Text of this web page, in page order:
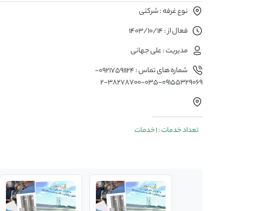
نوع غرفه : شرکتی
فعال از : 1403/10/14
مدیریت : علی جهانی
شماره های تماس : 09217591124-
09155329069-۰۳۵-۳۸۲۷۸۷۰۰-۲
تعداد خدمات : 1 خدمات